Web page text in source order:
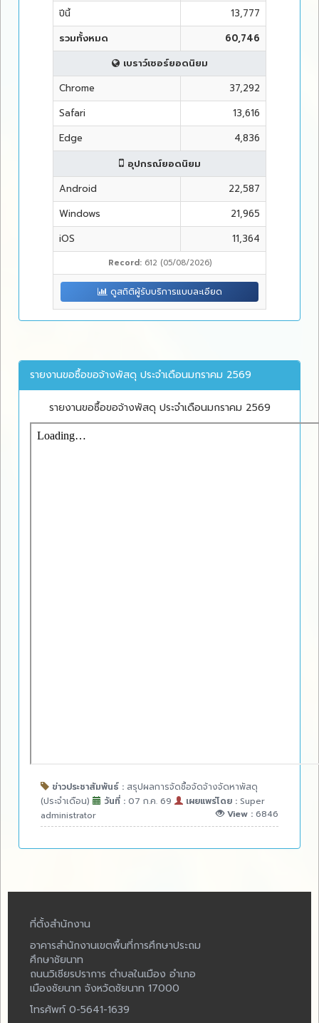
ปีนี้
13,777
รวมทั้งหมด
60,746
เบราว์เซอร์ยอดนิยม
Chrome
37,292
Safari
13,616
Edge
4,836
อุปกรณ์ยอดนิยม
Android
22,587
Windows
21,965
iOS
11,364
Record:612 (05/08/2026)
ดูสถิติผู้รับบริการแบบละเอียด
รายงานขอซื้อขอจ้างพัสดุ ประจำเดือนมกราคม 2569
รายงานขอซื้อขอจ้างพัสดุ ประจำเดือนมกราคม 2569
ข่าวประชาสัมพันธ์ : สรุปผลการจัดชื้อจัดจ้างจัดหาพัสดุ
(ประจำเดือน)
วันที่ : 07 ก.ค. 69 เผยแพร่โดย : Super
administrator
View : 6846
ที่ตั้งสำนักงาน
อาคารสำนักงานเขตพื้นที่การศึกษาประถม
ศึกษาชัยนาท
ถนนวิเชียรปราการ ตำบลในเมือง อำเภอ
เมืองชัยนาท จังหวัดชัยนาท 17000
โทรศัพท์ 0-5641-1639